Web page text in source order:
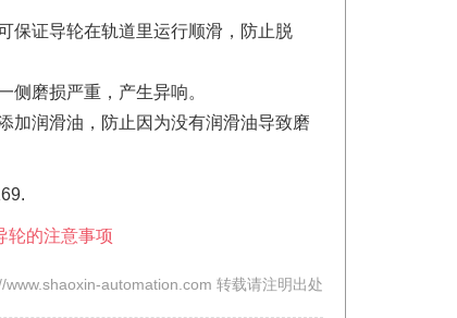
证导轮在轨道里运行顺滑，防止脱
磨损严重，产生异响。
润滑油，防止因为没有润滑油导致磨
www.shaoxin-automation.com 转载请注明出处